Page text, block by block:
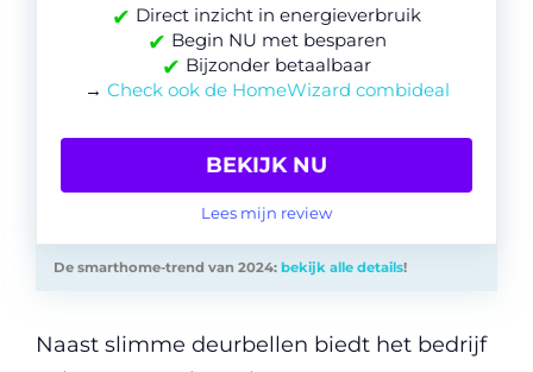
✔ Direct inzicht in energieverbruik
✔ Begin NU met besparen
✔ Bijzonder betaalbaar
→ Check ook de HomeWizard combideal
BEKIJK NU
Lees mijn review
De smarthome-trend van 2024: bekijk alle details!
Naast slimme deurbellen biedt het bedrijf